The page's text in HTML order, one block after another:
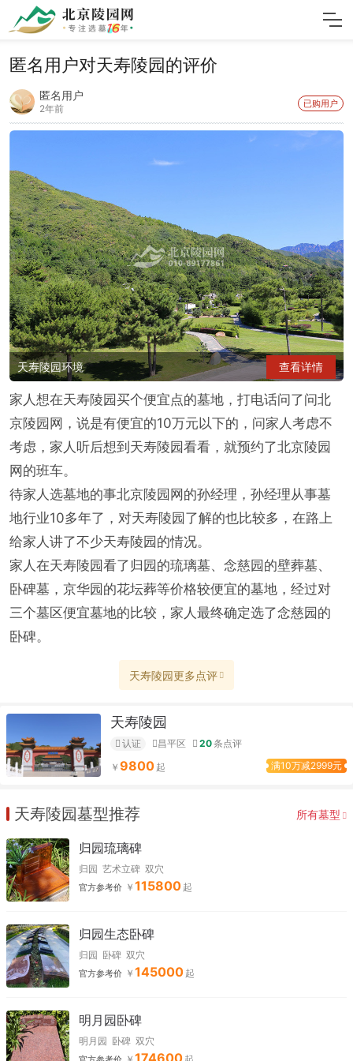
匿名用户对天寿陵园的评价
匿名用户
2年前 已购用户
天寿陵园环境 查看详情
家人想在天寿陵园买个便宜点的墓地，打电话问了问北
京陵园网，说是有便宜的10万元以下的，问家人考虑不
考虑，家人听后想到天寿陵园看看，就预约了北京陵园
网的班车。
待家人选墓地的事北京陵园网的孙经理，孙经理从事墓
地行业10多年了，对天寿陵园了解的也比较多，在路上
给家人讲了不少天寿陵园的情况。
家人在天寿陵园看了归园的琉璃墓、念慈园的壁葬墓、
卧碑墓，京华园的花坛葬等价格较便宜的墓地，经过对
三个墓区便宜墓地的比较，家人最终确定选了念慈园的
卧碑。
天寿陵园更多点评
天寿陵园
认证 昌平区 20条点评
9800 满10万减2999元
天寿陵园墓型推荐 所有墓型
归园琉璃碑
归园 艺术立碑 双穴
官方参考价 115800
归园生态卧碑
归园 卧碑 双穴
官方参考价 145000
明月园卧碑
明月园 卧碑 双穴
174600